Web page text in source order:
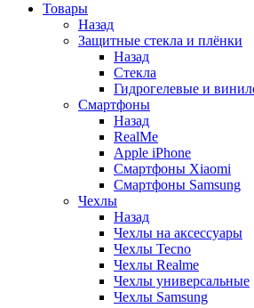
Товары
Назад
Защитные стекла и плёнки
Назад
Стекла
Гидрогелевые и
Смартфоны
Назад
RealMe
Apple iPhone
Смартфоны Xiaomi
Смартфоны Samsung
Чехлы
Назад
Чехлы на аксессуары
Чехлы Tecno
Чехлы Realme
Чехлы универсальные
Чехлы Samsung